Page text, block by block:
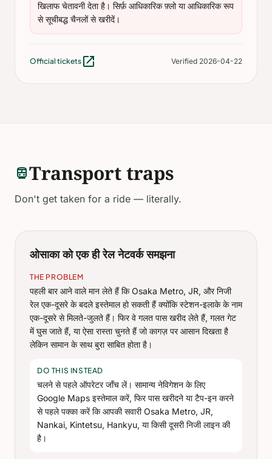
खिलाफ चेतावनी देता है। सिर्फ़ आधिकारिक फ़्लो या आधिकारिक रूप
से सूचीबद्ध चैनलों से खरीदें।
Official tickets open_in_new Verified 2026-04-22
directions_transitTransport traps
Don't get taken for a ride — literally.
ओसाका को एक ही रेल नेटवर्क समझना
THE PROBLEM
पहली बार आने वाले मान लेते हैं कि Osaka Metro, JR, और निजी
रेल एक-दूसरे के बदले इस्तेमाल हो सकती हैं क्योंकि स्टेशन-इलाके के नाम
एक-दूसरे से मिलते-जुलते हैं। फिर वे गलत पास खरीद लेते हैं, गलत गेट
में घुस जाते हैं, या ऐसा रास्ता चुनते हैं जो कागज़ पर आसान दिखता है
लेकिन सामान के साथ बुरा साबित होता है।
DO THIS INSTEAD
चलने से पहले ऑपरेटर जाँच लें। सामान्य नेविगेशन के लिए
Google Maps इस्तेमाल करें, फिर पास खरीदने या टैप-इन करने
से पहले पक्का करें कि आपकी सवारी Osaka Metro, JR,
Nankai, Kintetsu, Hankyu, या किसी दूसरी निजी लाइन की
है।